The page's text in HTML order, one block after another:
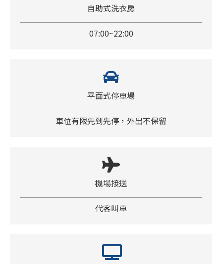
自助式洗衣房
07:00~22:00
平面式停車場
車位有限先到先停，外出不保留
機場接送
代客叫車